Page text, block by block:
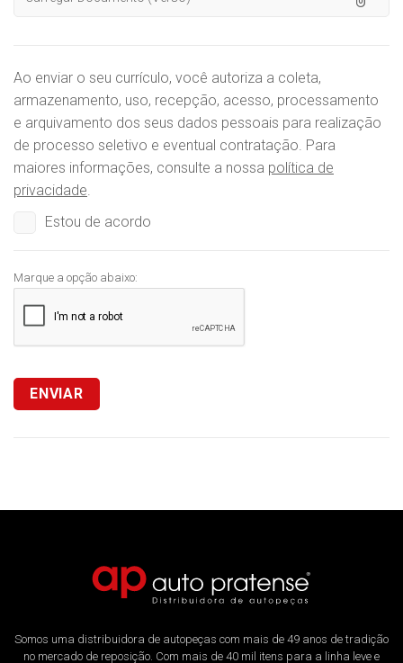
Ao enviar o seu currículo, você autoriza a coleta,
armazenamento, uso, recepção, acesso, processamento
e arquivamento dos seus dados pessoais para realização
de processo seletivo e eventual contratação. Para
maiores informações, consulte a nossa política de
privacidade.
Estou de acordo
Marque a opção abaixo:
ENVIAR
Somos uma distribuidora de autopeças com mais de 49 anos de tradição
no mercado de reposição. Com mais de 40 mil itens para a linha leve e